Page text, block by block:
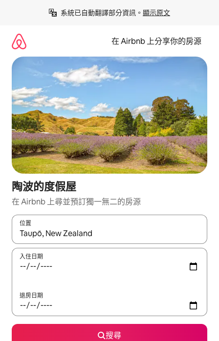
系統已自動翻譯部分資訊。 顯示原文
在 Airbnb 上分享你的房源
陶波的度假屋
在 Airbnb 上尋並預訂獨一無二的房源
位置
如有搜尋結果，瀏覽內容時請使用上下箭頭，或輕點、滑動裝置。
入住日期
退房日期
搜尋